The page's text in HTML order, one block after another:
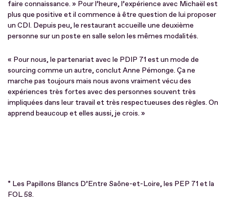
faire connaissance. » Pour l’heure, l’expérience avec Michaël est
plus que positive et il commence à être question de lui proposer
un CDI. Depuis peu, le restaurant accueille une deuxième
personne sur un poste en salle selon les mêmes modalités.
« Pour nous, le partenariat avec le PDIP 71 est un mode de
sourcing comme un autre, conclut Anne Pémonge. Ça ne
marche pas toujours mais nous avons vraiment vécu des
expériences très fortes avec des personnes souvent très
impliquées dans leur travail et très respectueuses des règles. On
apprend beaucoup et elles aussi, je crois. »
* Les Papillons Blancs D’Entre Saône-et-Loire, les PEP 71 et la
FOL 58.